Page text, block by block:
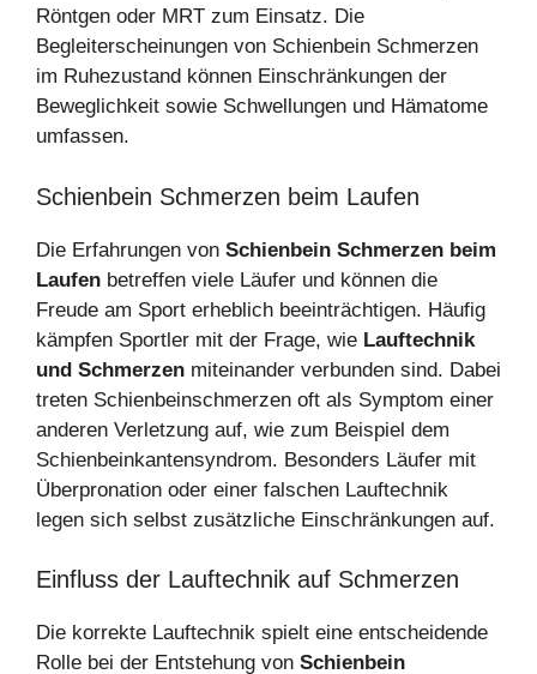
Röntgen oder MRT zum Einsatz. Die
Begleiterscheinungen von Schienbein Schmerzen
im Ruhezustand können Einschränkungen der
Beweglichkeit sowie Schwellungen und Hämatome
umfassen.
Schienbein Schmerzen beim Laufen
Die Erfahrungen von Schienbein Schmerzen beim
Laufen betreffen viele Läufer und können die
Freude am Sport erheblich beeinträchtigen. Häufig
kämpfen Sportler mit der Frage, wie Lauftechnik
und Schmerzen miteinander verbunden sind. Dabei
treten Schienbeinschmerzen oft als Symptom einer
anderen Verletzung auf, wie zum Beispiel dem
Schienbeinkantensyndrom. Besonders Läufer mit
Überpronation oder einer falschen Lauftechnik
legen sich selbst zusätzliche Einschränkungen auf.
Einfluss der Lauftechnik auf Schmerzen
Die korrekte Lauftechnik spielt eine entscheidende
Rolle bei der Entstehung von Schienbein